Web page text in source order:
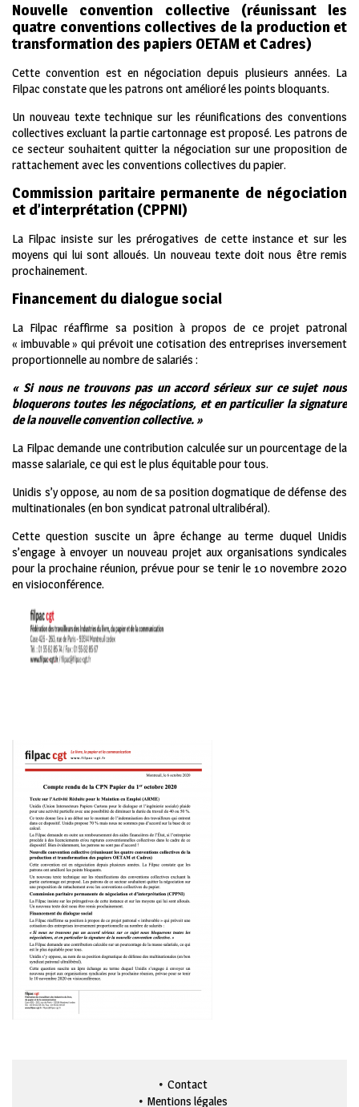
Nouvelle convention collective (réunissant les
quatre conventions collectives de la production et
transformation des papiers OETAM et Cadres)
Cette convention est en négociation depuis plusieurs années. La
Filpac constate que les patrons ont amélioré les points bloquants.
Un nouveau texte technique sur les réunifications des conventions
collectives excluant la partie cartonnage est proposé. Les patrons de
ce secteur souhaitent quitter la négociation sur une proposition de
rattachement avec les conventions collectives du papier.
Commission paritaire permanente de négociation
et d’interprétation (CPPNI)
La Filpac insiste sur les prérogatives de cette instance et sur les
moyens qui lui sont alloués. Un nouveau texte doit nous être remis
prochainement.
Financement du dialogue social
La Filpac réaffirme sa position à propos de ce projet patronal
« imbuvable » qui prévoit une cotisation des entreprises inversement
proportionnelle au nombre de salariés :
« Si nous ne trouvons pas un accord sérieux sur ce sujet nous
bloquerons toutes les négociations, et en particulier la signature
de la nouvelle convention collective. »
La Filpac demande une contribution calculée sur un pourcentage de la
masse salariale, ce qui est le plus équitable pour tous.
Unidis s’y oppose, au nom de sa position dogmatique de défense des
multinationales (en bon syndicat patronal ultralibéral).
Cette question suscite un âpre échange au terme duquel Unidis
s’engage à envoyer un nouveau projet aux organisations syndicales
pour la prochaine réunion, prévue pour se tenir le 10 novembre 2020
en visioconférence.
Contact
Mentions légales